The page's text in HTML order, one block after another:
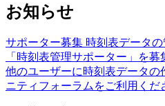
お知らせ
サポーター募集 時刻表データ
「時刻表管理サポーター」を募
他のユーザーに時刻表データの
ニティフォーラムをご利用くだ